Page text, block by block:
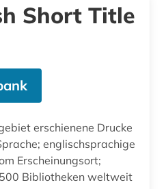
Short Title
erschienene Drucke
englischsprachige
Erscheinungsort;
Bibliotheken weltweit